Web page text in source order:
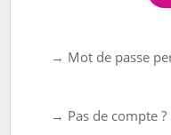
→ Mot de passe
→ Pas de compte ?